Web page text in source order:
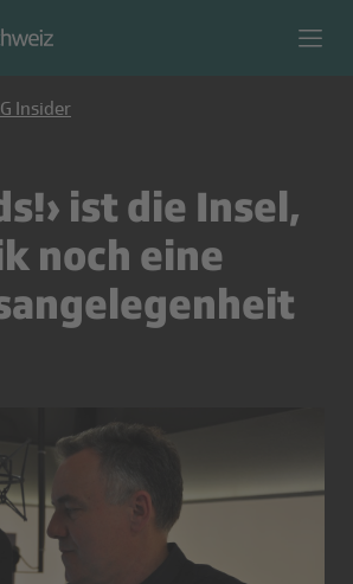
Insider
ist die Insel,
noch eine